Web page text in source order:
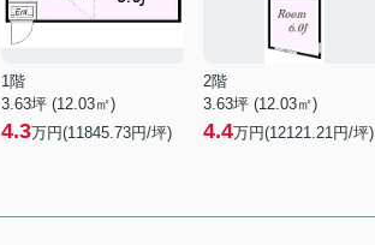
1階
3.63坪 (12.03㎡)
4.3万円(11845.73円/坪)
2階
3.63坪 (12.03㎡)
4.4万円(12121.21円/坪)